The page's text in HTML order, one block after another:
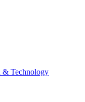
Technology